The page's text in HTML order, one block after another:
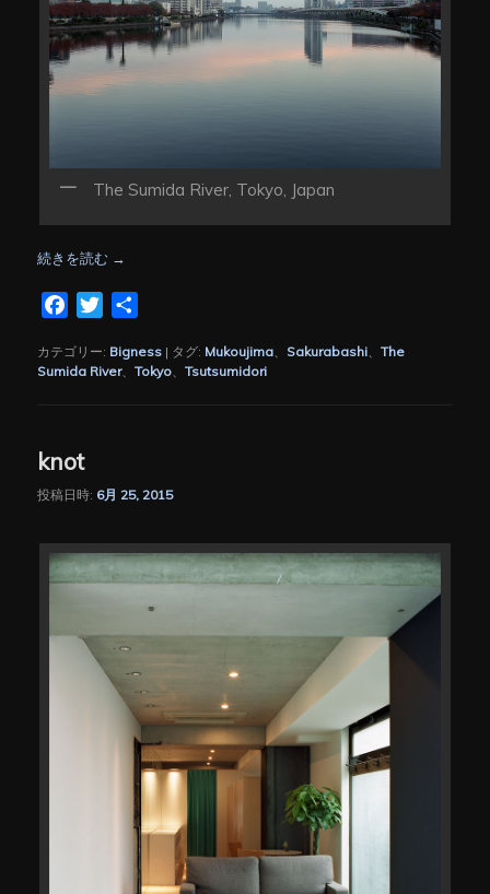
The Sumida River, Tokyo, Japan
続きを読む →
FacebookTwitter
カテゴリー: Bigness | タグ: Mukoujima Sakurabashi 、The
Sumida River、Tokyo 、Tsutsumidori
knot
投稿日時: 6月 25, 2015